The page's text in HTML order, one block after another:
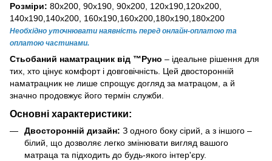
Розміри: 80х200, 90х190, 90х200, 120х190,120х200,
140х190,140х200, 160х190,160х200,180х190,180х200
Необхідно уточнювати наявність перед онлайн-оплатою та
оплатою частинами.
Стьобаний наматрацник від ™Руно – ідеальне рішення для
тих, хто цінує комфорт і довговічність. Цей двосторонній
наматрацник не лише спрощує догляд за матрацом, а й
значно продовжує його термін служби.
Основні характеристики:
Двосторонній дизайн: З одного боку сірий, а з іншого –
білий, що дозволяє легко змінювати вигляд вашого
матраца та підходить до будь-якого інтер'єру.